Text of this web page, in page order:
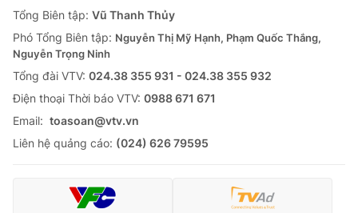
Tổng Biên tập: Vũ Thanh Thủy
Phó Tổng Biên tập: Nguyễn Thị Mỹ Hạnh, Phạm Quốc Thắng,
Nguyễn Trọng Ninh
Tổng đài VTV: 024.38 355 931 - 024.38 355 932
Ðiện thoại Thời báo VTV: 0988 671 671
Email: toasoan@vtv.vn
Liên hệ quảng cáo: (024) 626 79595